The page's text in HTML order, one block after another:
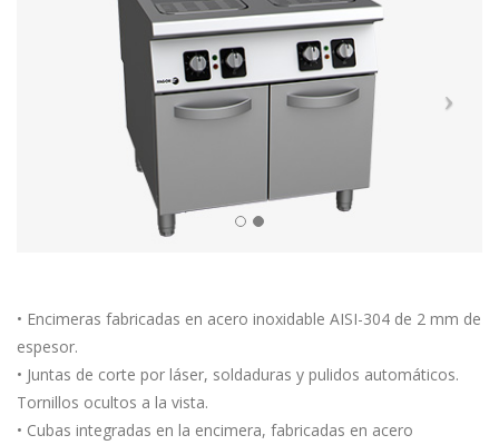
• Encimeras fabricadas en acero inoxidable AISI-304 de 2 mm de
espesor.
• Juntas de corte por láser, soldaduras y pulidos automáticos.
Tornillos ocultos a la vista.
• Cubas integradas en la encimera, fabricadas en acero